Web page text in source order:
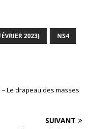
2023) NS4
– Le drapeau des masses
SUIVANT